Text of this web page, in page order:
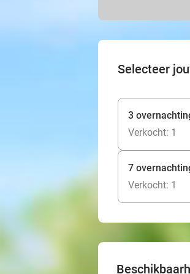
Selecteer
3
Verkocht: 1
7
Verkocht: 1